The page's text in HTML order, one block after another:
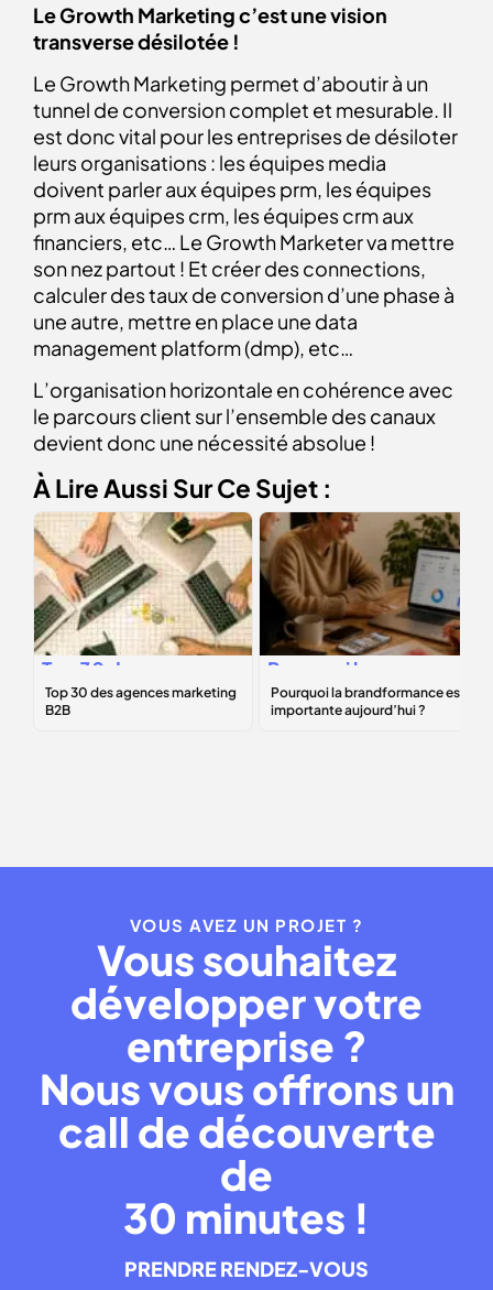
Le Growth Marketing c’est une vision
transverse désilotée !
Le Growth Marketing permet d’aboutir à un
tunnel de conversion complet et mesurable. Il
est donc vital pour les entreprises de désiloter
leurs organisations : les équipes media
doivent parler aux équipes prm, les équipes
prm aux équipes crm, les équipes crm aux
financiers, etc… Le Growth Marketer va mettre
son nez partout ! Et créer des connections,
calculer des taux de conversion d’une phase à
une autre, mettre en place une data
management platform (dmp), etc…
L’organisation horizontale en cohérence avec
le parcours client sur l’ensemble des canaux
devient donc une nécessité absolue !
À Lire Aussi Sur Ce Sujet :
Top 30 des
agences
marketing B2B
Pourquoi la
brandformance
est importante
VOUS AVEZ UN PROJET ?
Vous souhaitez
développer votre
entreprise ?
Nous vous offrons un
call de découverte
de
30 minutes !
PRENDRE RENDEZ-VOUS